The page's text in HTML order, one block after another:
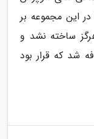
این مجموعه بر
ساخته نشد و
شد که قرار بود